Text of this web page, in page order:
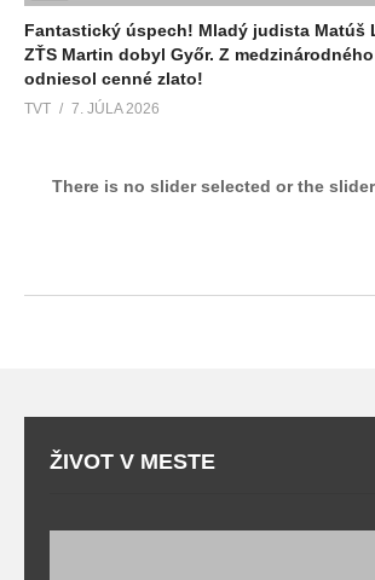
Fantastický úspech! Mladý judista Matúš
ZŤS Martin dobyl Győr. Z
odniesol cenné zlato!
TVT 7. JÚLA 2026
There is no slider selected or the
ŽIVOT V MESTE